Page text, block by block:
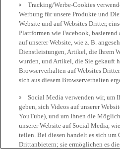
Tracking/Werbe-Cookies
Werbung für unsere Produkte und
Website und auf Websites Dritter,
Plattformen wie Facebook,
auf unserer Website, wie z. B.
Dienstleistungen, Artikel, die Ihrem
wurden, und Artikel, die Sie gekauft
Browserverhalten auf Websites
sich aus diesem Browserverhalten
Social Media verwenden wir, um
geben, sich Videos auf unserer
YouTube), und um Ihnen die
unserer Website auf Social Media,
teilen. Bei diesen handelt es sich
Drittanbietern; sie ermöglichen es